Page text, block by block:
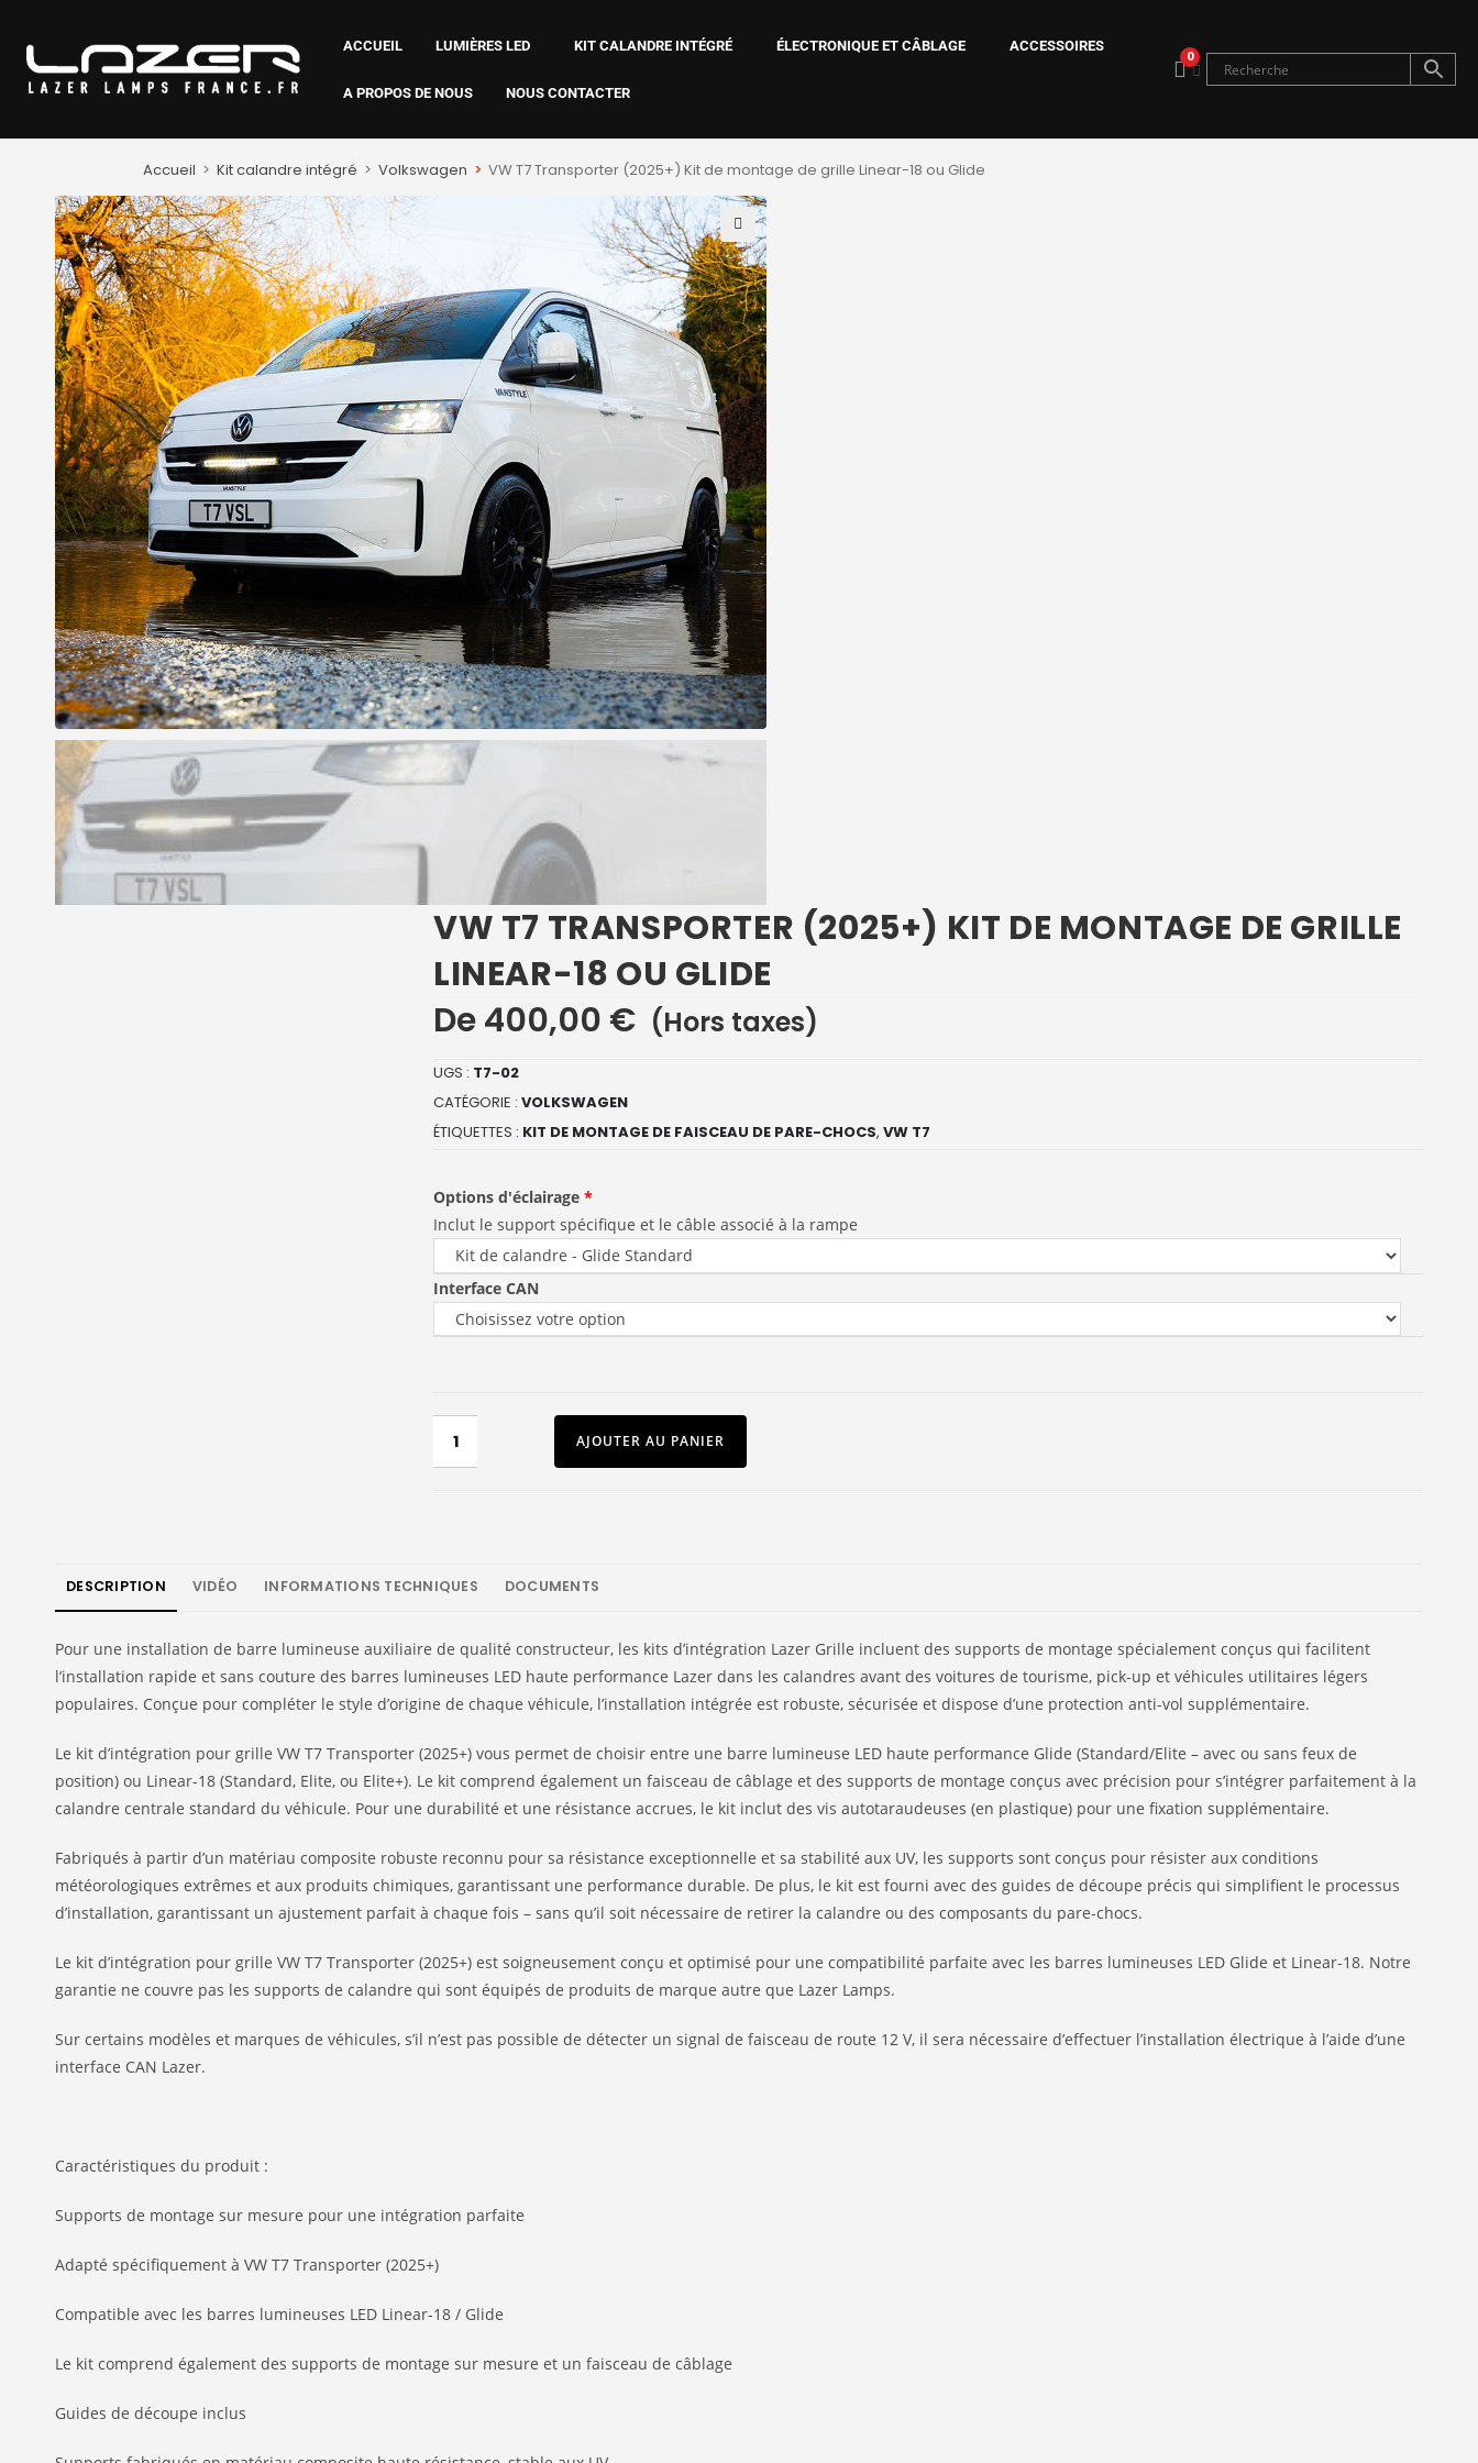
ACCUEIL LUMIÈRES LED KIT CALANDRE INTÉGRÉ ÉLECTRONIQUE ET CÂBLAGE ACCESSOIRES
A PROPOS DE NOUS NOUS CONTACTER
0
Accueil > Kit calandre intégré > Volkswagen > VW T7 Transporter (2025+) Kit de montage de grille Linear-18 ou Glide
🔍
VW T7 TRANSPORTER (2025+) KIT DE MONTAGE DE GRILLE
LINEAR-18 OU GLIDE
De400,00 € (Hors taxes)
UGS : T7-02
CATÉGORIE : VOLKSWAGEN
ÉTIQUETTES : KIT DE MONTAGE DE FAISCEAU DE PARE-CHOCS, VW T7
Options d'éclairage
Inclut le support spécifique et le câble associé à la rampe
Interface CAN
AJOUTER AU PANIER
DESCRIPTION VIDÉO INFORMATIONS TECHNIQUES DOCUMENTS
Pour une installation de barre lumineuse auxiliaire de qualité constructeur, les kits d’intégration Lazer Grille incluent des supports de montage spécialement conçus qui facilitent
l’installation rapide et sans couture des barres lumineuses LED haute performance Lazer dans les calandres avant des voitures de tourisme, pick-up et véhicules utilitaires légers
populaires. Conçue pour compléter le style d’origine de chaque véhicule, l’installation intégrée est robuste, sécurisée et dispose d’une protection anti-vol supplémentaire.
Le kit d’intégration pour grille VW T7 Transporter (2025+) vous permet de choisir entre une barre lumineuse LED haute performance Glide (Standard/Elite – avec ou sans feux de
position) ou Linear-18 (Standard, Elite, ou Elite+). Le kit comprend également un faisceau de câblage et des supports de montage conçus avec précision pour s’intégrer parfaitement à la
calandre centrale standard du véhicule. Pour une durabilité et une résistance accrues, le kit inclut des vis autotaraudeuses (en plastique) pour une fixation supplémentaire.
Fabriqués à partir d’un matériau composite robuste reconnu pour sa résistance exceptionnelle et sa stabilité aux UV, les supports sont conçus pour résister aux conditions
météorologiques extrêmes et aux produits chimiques, garantissant une performance durable. De plus, le kit est fourni avec des guides de découpe précis qui simplifient le processus
d’installation, garantissant un ajustement parfait à chaque fois – sans qu’il soit nécessaire de retirer la calandre ou des composants du pare-chocs.
Le kit d’intégration pour grille VW T7 Transporter (2025+) est soigneusement conçu et optimisé pour une compatibilité parfaite avec les barres lumineuses LED Glide et Linear-18. Notre
garantie ne couvre pas les supports de calandre qui sont équipés de produits de marque autre que Lazer Lamps.
Sur certains modèles et marques de véhicules, s’il n’est pas possible de détecter un signal de faisceau de route 12 V, il sera nécessaire d’effectuer l’installation électrique à l’aide d’une
interface CAN Lazer.
Caractéristiques du produit :
Supports de montage sur mesure pour une intégration parfaite
Adapté spécifiquement à VW T7 Transporter (2025+)
Compatible avec les barres lumineuses LED Linear-18 / Glide
Le kit comprend également des supports de montage sur mesure et un faisceau de câblage
Guides de découpe inclus